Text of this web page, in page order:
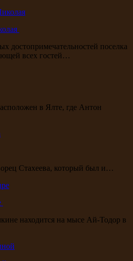
достопримечательностей поселка
всех гостей…
в Ялте, где Антон
Стахеева, который был и…
находится на мысе Ай-Тодор в